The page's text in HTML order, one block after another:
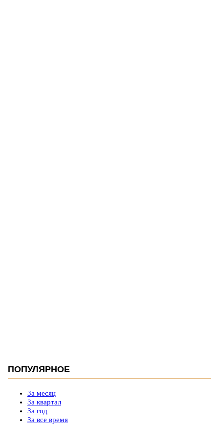
ПОПУЛЯРНОЕ
За месяц
За квартал
За год
За все время